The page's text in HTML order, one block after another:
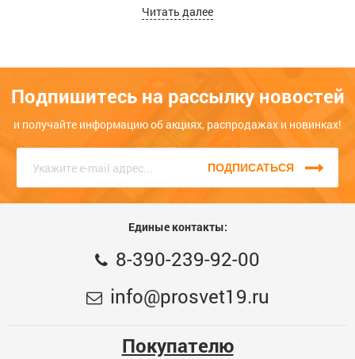
привезем его под заказ.
гарантия того, что Ваш заказ всегда будет доставлен.
Если Вам потребуется нашаконсультация , или вы хотите
заказать товар, вы сможете это сделать в форме обратной связи
на сайте или по телефону. Звоните нам прямо сейчас, единый
радостью помогут Вам!
Читать далее
Подпишитесь на рассылку новостей
и получайте информацию об акциях, распродажах и новинках!
ПОДПИСАТЬСЯ
Единые контакты:
8-390-239-92-00
info@prosvet19.ru
Покупателю